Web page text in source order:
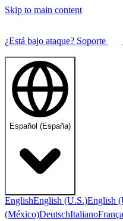
Skip to main content
¿Está bajo ataque? Soporte
Español (España)
EnglishEnglish (U.S.)English
(México)DeutschItaliano